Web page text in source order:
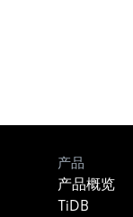
产品
产品概览
TiDB